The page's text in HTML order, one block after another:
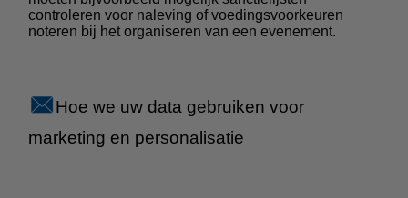
controleren voor naleving of voedingsvoorkeuren
noteren bij het organiseren van een evenement.
Hoe we uw data gebruiken voor
marketing en personalisatie